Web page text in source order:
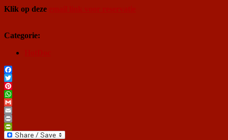
Klik op deze
Categorie:
Facebook
Twitter
Pinterest
WhatsApp
Gmail
Email
Print
PrintFriendly